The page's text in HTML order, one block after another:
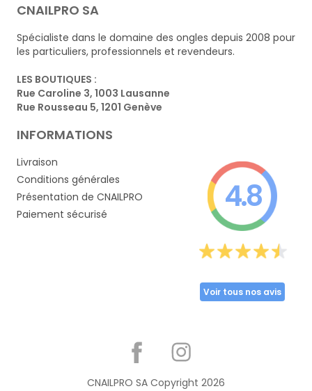
CNAILPRO SA
Spécialiste dans le domaine des ongles depuis 2008 pour
les particuliers, professionnels et revendeurs.
LES BOUTIQUES :
Rue Caroline 3, 1003 Lausanne
Rue Rousseau 5, 1201 Genève
INFORMATIONS
Livraison
Conditions générales
Présentation de CNAILPRO
Paiement sécurisé
4.8
Voir tous nos avis
CNAILPRO SA Copyright 2026